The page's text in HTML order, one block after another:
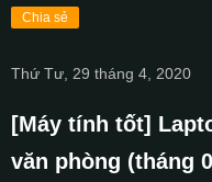
Chia sẻ
Thứ Tư, 29 tháng 4, 2020
[Máy tính tốt]
văn phòng (tháng